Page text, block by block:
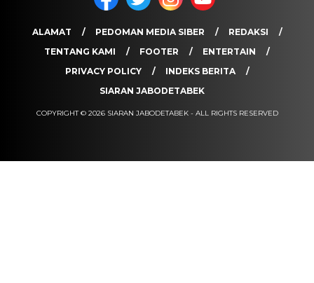
ALAMAT PEDOMAN MEDIA SIBER
REDAKSI
TENTANG KAMI
FOOTER
ENTERTAIN
PRIVACY POLICY
INDEKS BERITA
SIARAN JABODETABEK
COPYRIGHT © 2026 SIARAN JABODETABEK - ALL RIGHTS RESERVED